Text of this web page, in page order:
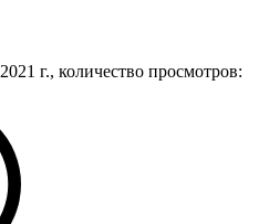
г., количество просмотров: